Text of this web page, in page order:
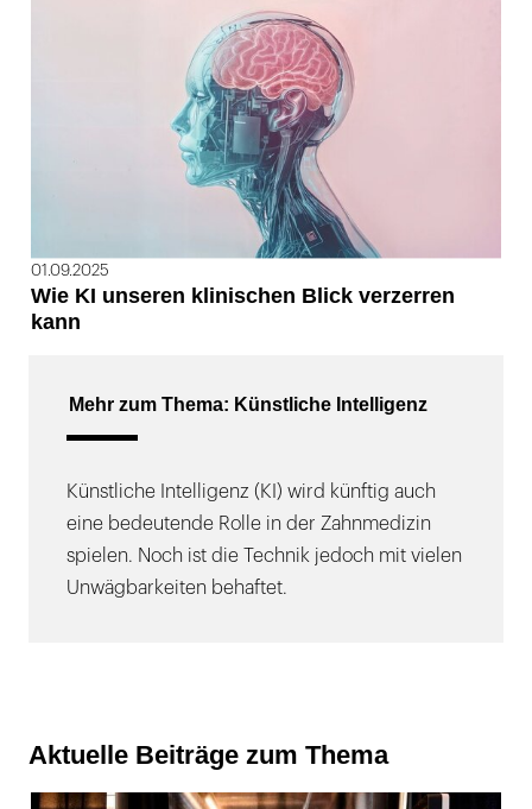
01.09.2025
Wie KI unseren klinischen Blick verzerren
kann
Mehr zum Thema: Künstliche Intelligenz
Künstliche Intelligenz (KI) wird künftig auch
eine bedeutende Rolle in der Zahnmedizin
spielen. Noch ist die Technik jedoch mit vielen
Unwägbarkeiten behaftet.
Aktuelle Beiträge zum Thema